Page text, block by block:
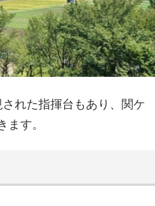
れた指揮台もあり、関ケ
ます。